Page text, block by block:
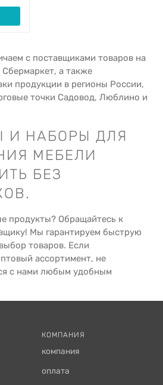
с поставщиками товаров на
а также
продукции в регионы России,
точки Садовод, Люблино и
И НАБОРЫ ДЛЯ
МЕБЕЛИ
БЕЗ
продукты? Обращайтесь к
Мы гарантируем быструю
товаров. Если
ассортимент, не
с нами любым удобным
КОМПАНИЯ
компания
оплата